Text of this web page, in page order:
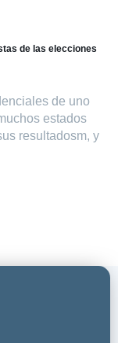
de las elecciones
de uno
estados
resultadosm, y